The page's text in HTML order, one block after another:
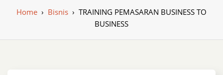
Daftar Training
Indonesia
Home › Bisnis › TRAINING PEMASARAN BUSINESS TO
BUSINESS